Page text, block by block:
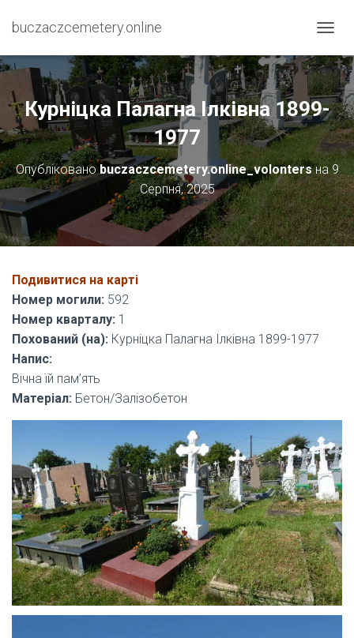
buczaczcemetery.online
Е
Р
Е
М
К
Н
У
Т
И
Н
А
В
І
Г
Курніцка Палагна Ілківна 1899-
1977
Опублікованоbuczaczcemetery.online_volontersна9
Серпня, 2025
Подивитися на карті
Номер могили: 592
Номер кварталу: 1
Похований (на): Курніцка Палагна Ілківна 1899-1977
Напис:
Вічна їй пам’ять
Матеріал: Бетон/Залізобетон